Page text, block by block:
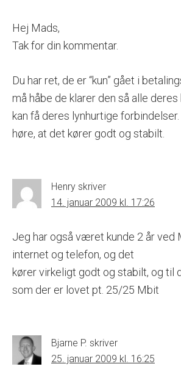
Hej Mads,
Tak for din kommentar.
Du har ret, de er “kun” gået i
må håbe de klarer den så alle
kan få deres lynhurtige
høre, at det kører godt og stabilt.
Henry skriver
14. januar 2009 kl. 17:26
Jeg har også været kunde 2 år ved
internet og telefon, og det
kører virkeligt godt og stabilt, og til
som der er lovet pt. 25/25 Mbit
Bjarne P. skriver
25. januar 2009 kl. 16:25